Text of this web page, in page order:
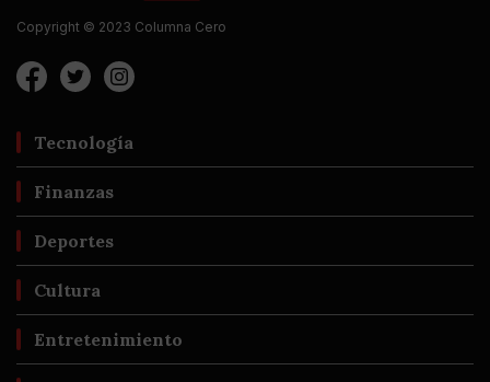
Copyright © 2023 Columna Cero
Tecnología
Finanzas
Deportes
Cultura
Entretenimiento